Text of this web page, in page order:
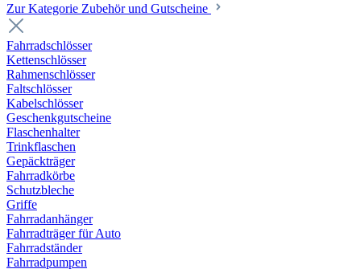
Zur Kategorie Zubehör und Gutscheine
Fahrradschlösser
Kettenschlösser
Rahmenschlösser
Faltschlösser
Kabelschlösser
Geschenkgutscheine
Flaschenhalter
Trinkflaschen
Gepäckträger
Fahrradkörbe
Schutzbleche
Griffe
Fahrradanhänger
Fahrradträger für Auto
Fahrradständer
Fahrradpumpen